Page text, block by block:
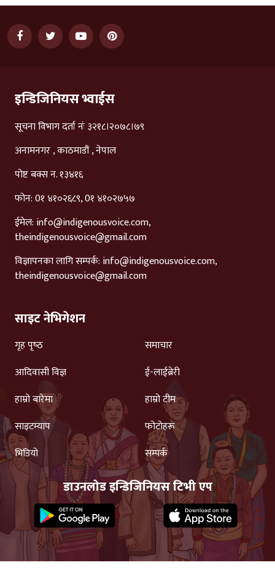
इन्डिजिनियस भ्वाईस
सूचना विभाग दर्ता नंः ३२१८।२०७८।७९
अनामनगर , काठमाडौं , नेपाल
पोष्ट बक्स न. १३४१६
फोन: 0१ ४१०२६८९, 0१ ४१०२७५७
ईमेल: info@indigenousvoice.com,
theindigenousvoice@gmail.com
विज्ञापनका लागि सम्पर्क: info@indigenousvoice.com,
theindigenousvoice@gmail.com
साइट नेभिगेशन
गृह पृष्‍ठ
समाचार
आदिवासी विज्ञ
ई-लाईब्रेरी
हाम्रो बारेमा
हाम्रो टीम
साइटम्याप
फोटोहरू
भिडियो
सम्पर्क
डाउनलोड इन्डिजिनियस टिभी एप